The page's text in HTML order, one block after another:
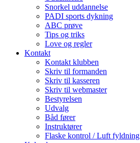
Snorkel uddannelse
PADI sports dykning
ABC prøve
Tips og triks
Love og regler
Kontakt
Kontakt klubben
Skriv til formanden
Skriv til kasseren
Skriv til webmaster
Bestyrelsen
Udvalg
Båd fører
Instruktører
Flaske kontrol / Luft fyldning